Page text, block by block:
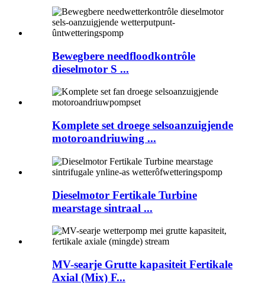
Bewegbere needfloodkontrôle
dieselmotor S ...
Komplete set droege selsoanzuigjende
motoroandriuwing ...
Dieselmotor Fertikale Turbine
mearstage sintraal ...
MV-searje Grutte kapasiteit Fertikale
Axial (Mix) F...